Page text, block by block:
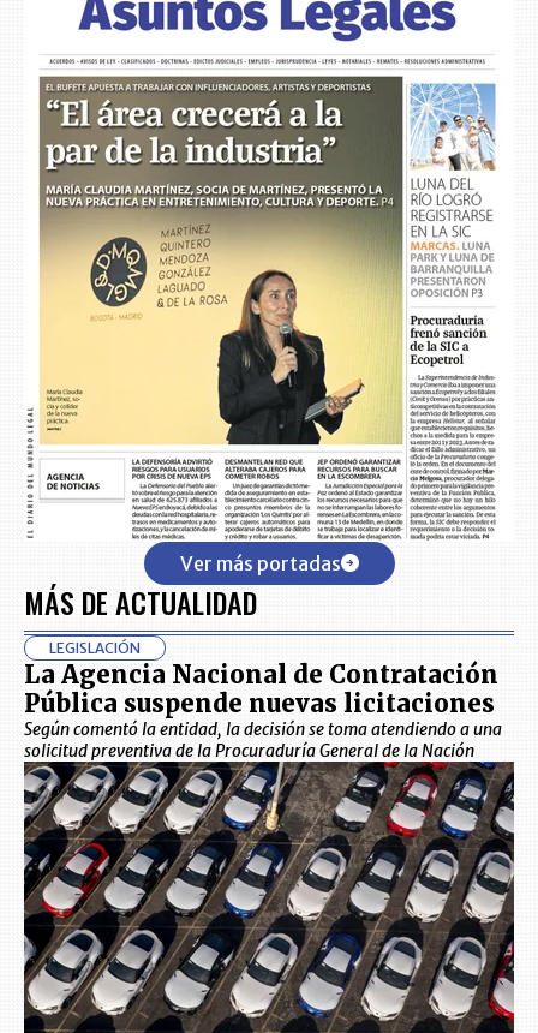
Ver más portadas
MÁS DE ACTUALIDAD
LEGISLACIÓN
La Agencia Nacional de Contratación
Pública suspende nuevas licitaciones
Según comentó la entidad, la decisión se toma atendiendo a una
solicitud preventiva de la Procuraduría General de la Nación